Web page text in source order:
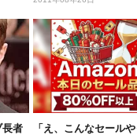
長者
「え、こんなセール